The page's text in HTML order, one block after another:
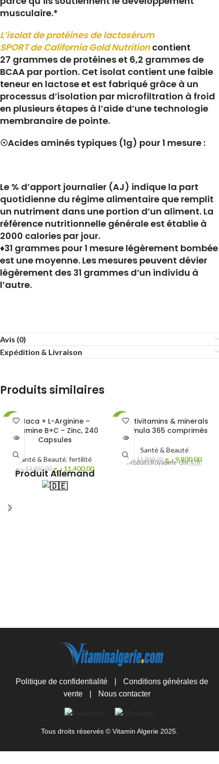
musculaire.*
L’isolat de protéines de lactosérum
SPORT de California Gold Nutritioncontient
27 grammes de protéines et 6,2 grammes de
BCAA par portion. Cet isolat contient une faible
teneur en lactose et est fabriqué grâce à un
processus d’isolation par microfiltration à froid
en plusieurs étapes à l’aide d’une technologie
membranaire de pointe.
☉Acides aminés typiques (1g) pour 1 mesure :
Le % d’apport journalier (AJ) indique la part
quotidienne du régime alimentaire que remplit
un nutriment dans une portion d’un aliment. La
référence nutritionnelle générale est établie à
2000 calories par jour.
♦31 grammes pour 1 mesure légèrement bombée
est une moyenne. Les mesures peuvent dévier
légèrement des 31 grammes d’un individu à
l’autre.
Avis (0)
Expédition & Livraison
Produits similaires
-15%
ÉPUISÉ
Maca + L-Arginine –
Vitamine B+C – Zinc, 240
Capsules
Santé & Beauté, fertilité
13,400.00د.ج 11,400.00 د.ج
Produit Allemand
-17%
ÉPUISÉ
multivitamins & minerals
formula 365 comprimés
Santé & Beauté
11,800.00د.ج 9,800.00 د.ج
Produits Royaume-Uni 🇬🇧
Politique de confidentialité
Conditions générales de
vente
Nous contacter
Tous droits réservés © Vitamin Algerie 2025.